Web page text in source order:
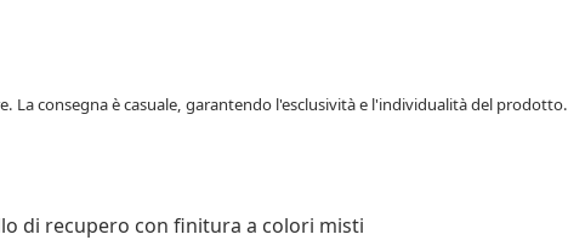
La consegna è casuale, garantendo l'esclusività e l'individualità del prodotto.
di recupero con finitura a colori misti